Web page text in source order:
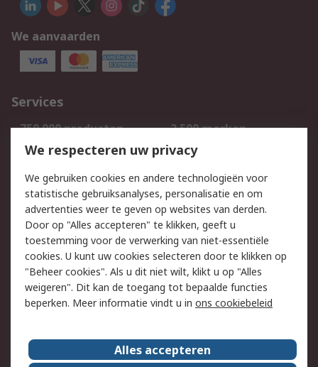
We aanvaarden
Services
750.000 producten
2.500 merken
Bestellen
Inkoopoplossingen
Track & Trace
Wettelijk
Cookiebeleid
Email veiligheid
Privacybeleid
Websitevoorwaarden
Algemene
verkoopvoorwaarden
Over RS
We respecteren uw privacy
We gebruiken cookies en andere technologieën voor
statistische gebruiksanalyses, personalisatie en om
advertenties weer te geven op websites van derden.
Door op "Alles accepteren" te klikken, geeft u
toestemming voor de verwerking van niet-essentiële
cookies. U kunt uw cookies selecteren door te klikken op
"Beheer cookies". Als u dit niet wilt, klikt u op "Alles
weigeren". Dit kan de toegang tot bepaalde functies
beperken. Meer informatie vindt u in ons cookiebeleid
Alles accepteren